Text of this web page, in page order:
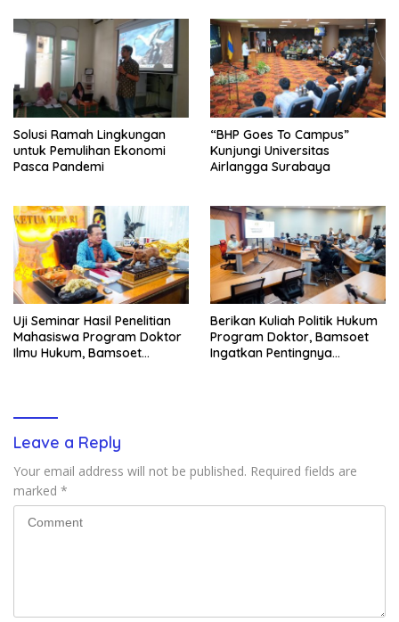
Solusi Ramah Lingkungan
untuk Pemulihan Ekonomi
Pasca Pandemi
“BHP Goes To Campus”
Kunjungi Universitas
Airlangga Surabaya
Uji Seminar Hasil Penelitian
Mahasiswa Program Doktor
Ilmu Hukum, Bamsoet
Berikan Kuliah Politik Hukum
Program Doktor, Bamsoet
Ingatkan Pentingnya
Leave a Reply
Your email address will not be published. Required fields are
marked *